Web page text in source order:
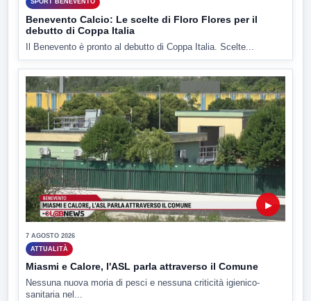
SPORT BENEVENTO
Benevento Calcio: Le scelte di Floro Flores per il
debutto di Coppa Italia
Il Benevento è pronto al debutto di Coppa Italia. Scelte...
▶
7 AGOSTO 2026
ATTUALITÀ
Miasmi e Calore, l'ASL parla attraverso il Comune
Nessuna nuova moria di pesci e nessuna criticità igienico-
sanitaria nel...